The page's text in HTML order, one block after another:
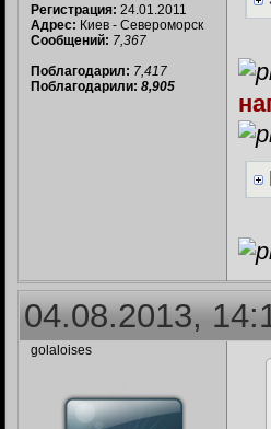
Регистрация: 24.01.2011
Адрес: Киев - Североморск
Сообщений: 7,367
Поблагодарил: 7,417
Поблагодарили: 8,905
04.08.2013,
golaloises